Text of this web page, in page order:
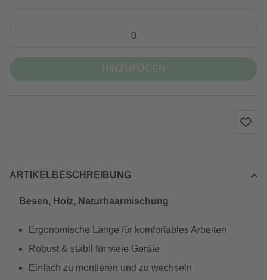
ARTIKELBESCHREIBUNG
Besen, Holz, Naturhaarmischung
Ergonomische Länge für komfortables Arbeiten
Robust & stabil für viele Geräte
Einfach zu montieren und zu wechseln